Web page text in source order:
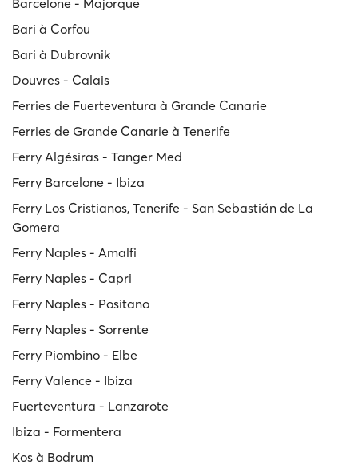
Bari à Corfou
Bari à Dubrovnik
Douvres - Calais
Ferries de Fuerteventura à Grande Canarie
Ferries de Grande Canarie à Tenerife
Ferry Algésiras - Tanger Med
Ferry Barcelone - Ibiza
Ferry Los Cristianos, Tenerife - San Sebastián de La
Gomera
Ferry Naples - Amalfi
Ferry Naples - Capri
Ferry Naples - Positano
Ferry Naples - Sorrente
Ferry Piombino - Elbe
Ferry Valence - Ibiza
Fuerteventura - Lanzarote
Ibiza - Formentera
Kos à Bodrum